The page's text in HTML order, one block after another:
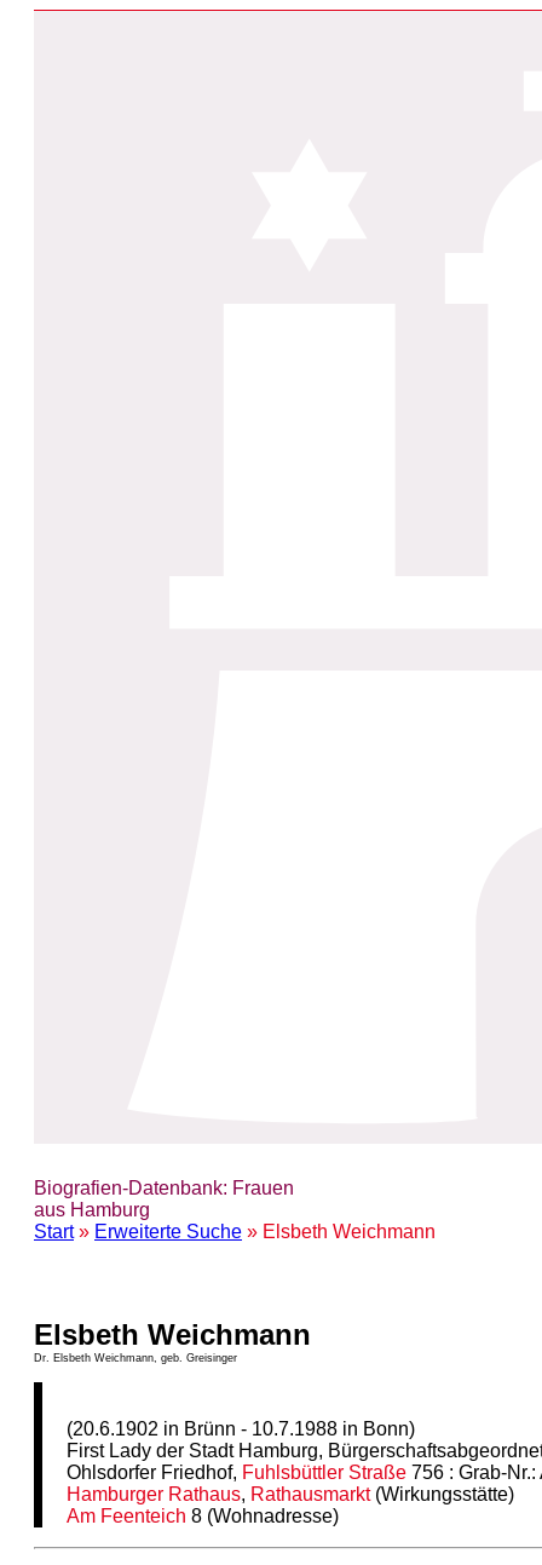
Biografien-Datenbank: Frauen
aus Hamburg
Start» Erweiterte Suche » Elsbeth Weichmann
Elsbeth Weichmann
Dr. Elsbeth Weichmann, geb. Greisinger
(20.6.1902 in Brünn - 10.7.1988 in Bonn)
First Lady der Stadt Hamburg,
Ohlsdorfer Friedhof, Fuhlsbüttler Straße 756 : Grab-Nr.:
Hamburger Rathaus, Rathausmarkt(Wirkungsstätte)
Am Feenteich 8 (Wohnadresse)